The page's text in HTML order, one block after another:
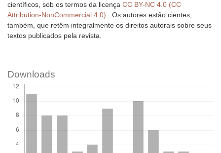
científicos, sob os termos da licença CC BY-NC 4.0 (CC
Attribution-NonCommercial 4.0). Os autores estão cientes,
também, que retêm integralmente os direitos autorais sobre seus
textos publicados pela revista.
Downloads